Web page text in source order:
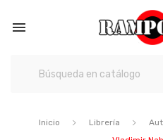

Inicio Librería